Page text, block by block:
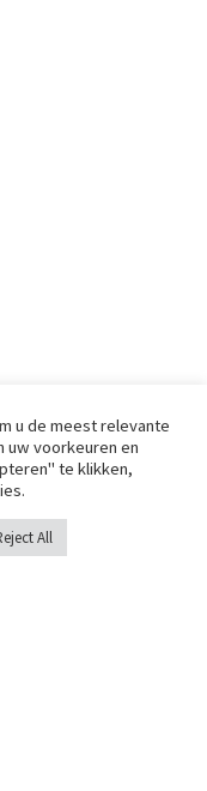
u de meest relevante
uw voorkeuren en
te klikken,
All